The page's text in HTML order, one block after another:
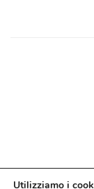
Utilizziamo i